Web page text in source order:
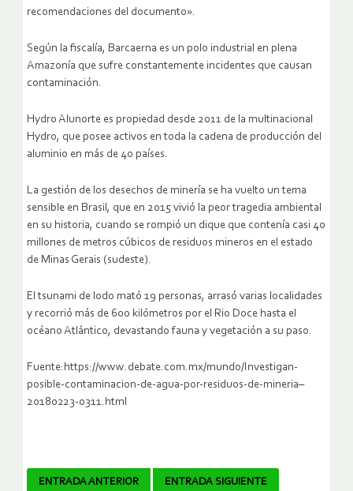
recomendaciones del documento».
Según la fiscalía, Barcaerna es un polo industrial en plena
Amazonía que sufre constantemente incidentes que causan
contaminación.
Hydro Alunorte es propiedad desde 2011 de la multinacional
Hydro, que posee activos en toda la cadena de producción del
aluminio en más de 40 países.
La gestión de los desechos de minería se ha vuelto un tema
sensible en Brasil, que en 2015 vivió la peor tragedia ambiental
en su historia, cuando se rompió un dique que contenía casi 40
millones de metros cúbicos de residuos mineros en el estado
de Minas Gerais (sudeste).
El tsunami de lodo mató 19 personas, arrasó varias localidades
y recorrió más de 600 kilómetros por el Rio Doce hasta el
océano Atlántico, devastando fauna y vegetación a su paso.
Fuente:https://www.debate.com.mx/mundo/Investigan-
posible-contaminacion-de-agua-por-residuos-de-mineria–
20180223-0311.html
Navegador
ENTRADA ANTERIOR ENTRADA SIGUIENTE